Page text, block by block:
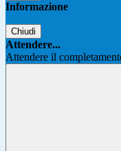
Informazione
Chiudi
Attendere...
Attendere il